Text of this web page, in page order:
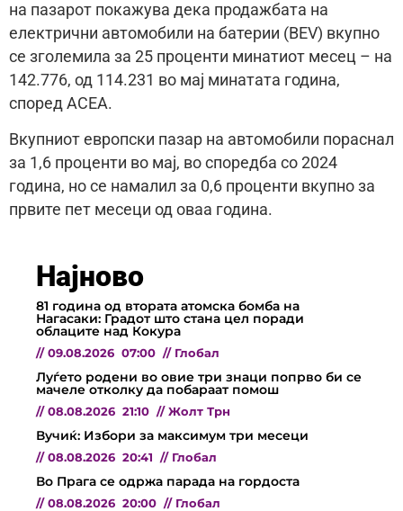
на пазарот покажува дека продажбата на
електрични автомобили на батерии (BEV) вкупно
се зголемила за 25 проценти минатиот месец – на
142.776, од 114.231 во мај минатата година,
според ACEA.
Вкупниот европски пазар на автомобили пораснал
за 1,6 проценти во мај, во споредба со 2024
година, но се намалил за 0,6 проценти вкупно за
првите пет месеци од оваа година.
Најново
81 година од втората атомска бомба на
Нагасаки: Градот што стана цел поради
облаците над Кокура
// 09.08.2026 07:00 // Глобал
Луѓето родени во овие три знаци попрво би се
мачеле отколку да побараат помош
// 08.08.2026 21:10 // Жолт Трн
Вучиќ: Избори за максимум три месеци
// 08.08.2026 20:41 // Глобал
Во Прага се одржа парада на гордоста
// 08.08.2026 20:00 // Глобал